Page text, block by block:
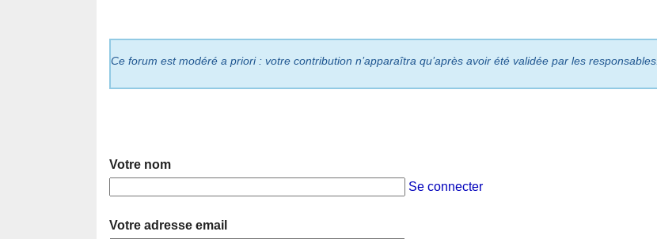
Ce forum est modéré a priori : votre contribution n’apparaîtra qu’après avoir été validée par les responsables.
Votre nom
Se connecter
Votre adresse email